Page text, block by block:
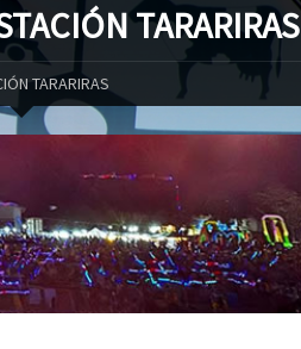
TARARIRAS
TARARIRAS